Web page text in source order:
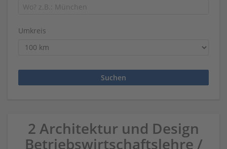
Umkreis
2 Architektur und Design
Betriebswirtschaftslehre /